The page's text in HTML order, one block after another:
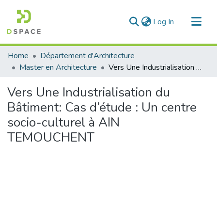
Log In (current)
Communities & Collections
All of DSpace
Home
Département d'Architecture
Master en Architecture
Vers Une Industrialisation du Bâtiment: Cas d’étude : Un centre socio-culturel à AIN TEMOUCHENT
Vers Une Industrialisation du
Bâtiment: Cas d’étude : Un centre
socio-culturel à AIN
TEMOUCHENT